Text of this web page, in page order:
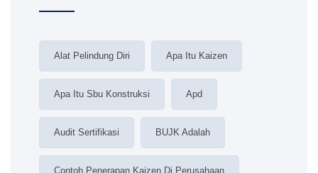
Alat Pelindung Diri Apa Itu Kaizen
Apa Itu Sbu Konstruksi Apd
Audit Sertifikasi BUJK Adalah
Contoh Penerapan Kaizen Di Perusahaan